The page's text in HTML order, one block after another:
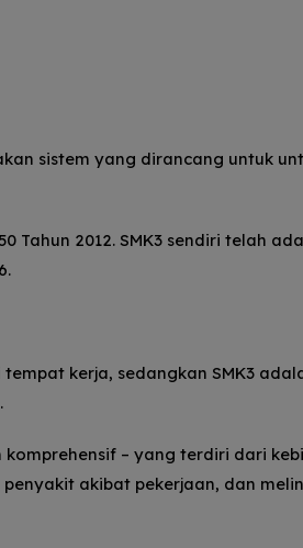
sistem yang dirancang untuk
Tahun 2012. SMK3 sendiri telah
kerja, sedangkan SMK3
– yang terdiri dari
akibat pekerjaan, dan